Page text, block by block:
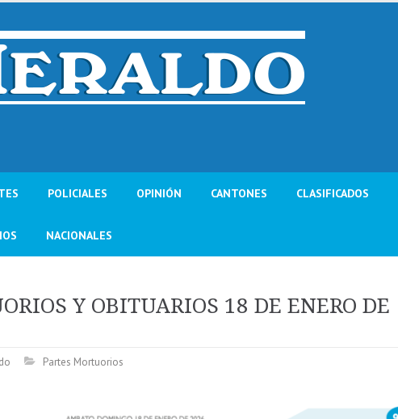
POLICIALES OPINIÓN CANTONES CLASIFICADOS
NACIONALES
Y OBITUARIOS 18 DE ENERO DE
Partes Mortuorios